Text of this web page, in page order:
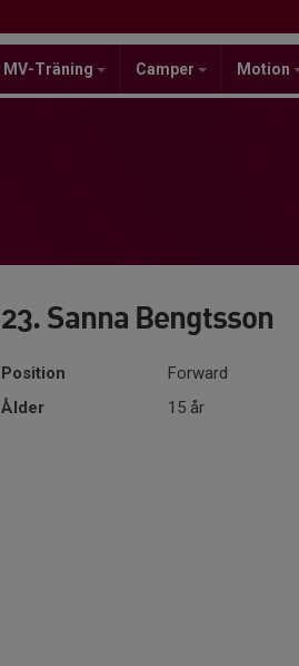
MV-Träning Camper Motion
23. Sanna Bengtsson
Position
Forward
Ålder
15 år